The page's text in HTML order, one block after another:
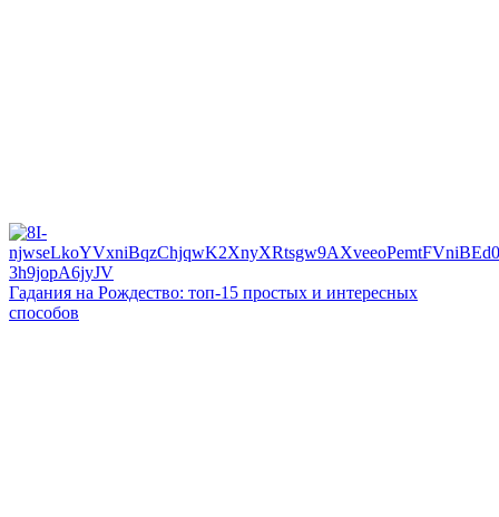
Гадания на Рождество: топ-15 простых и интересных
способов